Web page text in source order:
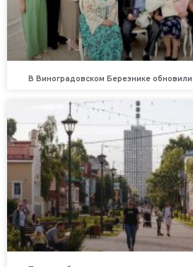
В Виноградовском Березнике